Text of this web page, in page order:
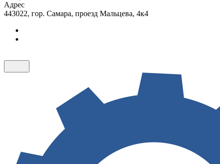
Адрес
443022, гор. Самара, проезд Мальцева, 4к4